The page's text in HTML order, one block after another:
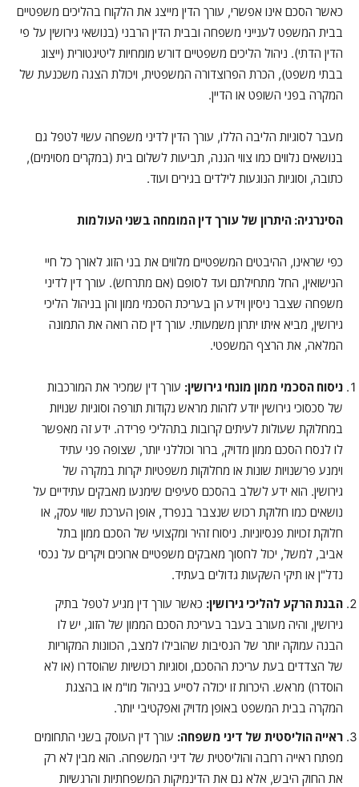
כאשר הסכם אינו אפשרי, עורך הדין מייצג את הלקוח בהליכים משפטיים
בבית המשפט לענייני משפחה ובבית הדין הרבני (בנושאי גירושין על פי
הדין הדתי). ניהול הליכים משפטיים דורש מומחיות ליטיגטורית (ייצוג
בבתי משפט), הכרת הפרוצדורה המשפטית, ויכולת הצגה משכנעת של
המקרה בפני השופט או הדיין.
מעבר לסוגיות הליבה הללו, עורך הדין לדיני משפחה עשוי לטפל גם
בנושאים נלווים כמו צווי הגנה, תביעות לשלום בית (במקרים מסוימים),
כתובה, וסוגיות הנוגעות לילדים בגירים ועוד.
הסינרגיה: היתרון של עורך דין המומחה בשני העולמות
כפי שראינו, ההיבטים המשפטיים מלווים את בני הזוג לאורך כל חיי
הנישואין, החל מתחילתם ועד לסופם (אם מתרחש). עורך דין לדיני
משפחה שצבר ניסיון וידע הן בעריכת הסכמי ממון והן בניהול הליכי
גירושין, מביא איתו יתרון משמעותי. עורך דין כזה רואה את התמונה
המלאה, את הרצף המשפטי.
ניסוח הסכמי ממון מונחי גירושין: עורך דין שמכיר את המורכבות
של סכסוכי גירושין יודע לזהות מראש נקודות תורפה וסוגיות שנויות
במחלוקת שעולות לעיתים קרובות בתהליכי פרידה. ידע זה מאפשר
לו לנסח הסכם ממון מדויק, ברור וכוללני יותר, שצופה פני עתיד
וימנע פרשנויות שונות או מחלוקות משפטיות יקרות במקרה של
גירושין. הוא ידע לשלב בהסכם סעיפים שימנעו מאבקים עתידיים על
נושאים כמו חלוקת רכוש שנצבר בנפרד, אופן הערכת שווי עסק, או
חלוקת זכויות פנסיוניות. ניסוח זהיר ומקצועי של הסכם ממון בתל
אביב, למשל, יכול לחסוך מאבקים משפטיים ארוכים ויקרים על נכסי
נדל"ן או תיקי השקעות גדולים בעתיד.
הבנת הרקע להליכי גירושין: כאשר עורך דין מגיע לטפל בתיק
גירושין, והיה מעורב בעבר בעריכת הסכם הממון של הזוג, יש לו
הבנה עמוקה יותר של הנסיבות שהובילו למצב, הכוונות המקוריות
של הצדדים בעת עריכת ההסכם, וסוגיות רכושיות שהוסדרו (או לא
הוסדרו) מראש. היכרות זו יכולה לסייע בניהול מו"מ או בהצגת
המקרה בבית המשפט באופן מדויק ואפקטיבי יותר.
ראייה הוליסטית של דיני משפחה: עורך דין העוסק בשני התחומים
מפתח ראייה רחבה והוליסטית של דיני המשפחה. הוא מבין לא רק
את החוק היבש, אלא גם את הדינמיקות המשפחתיות והרגשיות